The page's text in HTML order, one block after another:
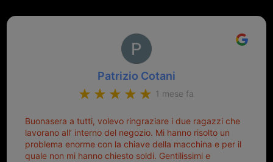
Patrizio Cotani
1 mese fa
Buonasera a tutti, volevo ringraziare i due ragazzi che
lavorano all’ interno del negozio. Mi hanno risolto un
problema enorme con la chiave della macchina e per il
quale non mi hanno chiesto soldi. Gentilissimi e